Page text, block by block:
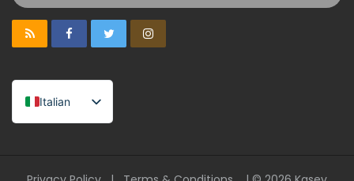
Italian
English